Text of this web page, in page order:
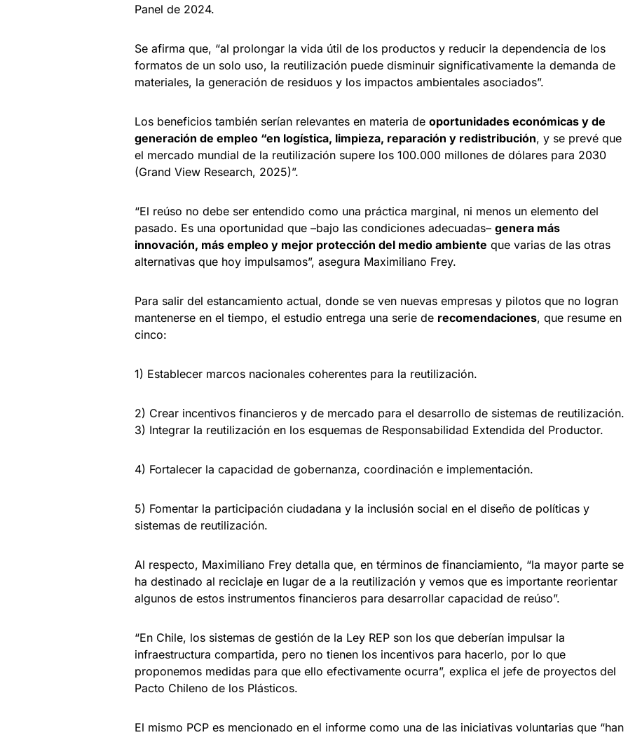
Panel de 2024.
Se afirma que, “al prolongar la vida útil de los productos y reducir la dependencia de los
formatos de un solo uso, la reutilización puede disminuir significativamente la demanda de
materiales, la generación de residuos y los impactos ambientales asociados”.
Los beneficios también serían relevantes en materia de oportunidades económicas y de
generación de empleo “en logística, limpieza, reparación y redistribución, y se prevé que
el mercado mundial de la reutilización supere los 100.000 millones de dólares para 2030
(Grand View Research, 2025)”.
“El reúso no debe ser entendido como una práctica marginal, ni menos un elemento del
pasado. Es una oportunidad que –bajo las condiciones adecuadas– genera más
innovación, más empleo y mejor protección del medio ambiente que varias de las otras
alternativas que hoy impulsamos”, asegura Maximiliano Frey.
Para salir del estancamiento actual, donde se ven nuevas empresas y pilotos que no logran
mantenerse en el tiempo, el estudio entrega una serie de recomendaciones, que resume en
cinco:
1) Establecer marcos nacionales coherentes para la reutilización.
2) Crear incentivos financieros y de mercado para el desarrollo de sistemas de reutilización.
3) Integrar la reutilización en los esquemas de Responsabilidad Extendida del Productor.
4) Fortalecer la capacidad de gobernanza, coordinación e implementación.
5) Fomentar la participación ciudadana y la inclusión social en el diseño de políticas y
sistemas de reutilización.
Al respecto, Maximiliano Frey detalla que, en términos de financiamiento, “la mayor parte se
ha destinado al reciclaje en lugar de a la reutilización y vemos que es importante reorientar
algunos de estos instrumentos financieros para desarrollar capacidad de reúso”.
“En Chile, los sistemas de gestión de la Ley REP son los que deberían impulsar la
infraestructura compartida, pero no tienen los incentivos para hacerlo, por lo que
proponemos medidas para que ello efectivamente ocurra”, explica el jefe de proyectos del
Pacto Chileno de los Plásticos.
El mismo PCP es mencionado en el informe como una de las iniciativas voluntarias que “han